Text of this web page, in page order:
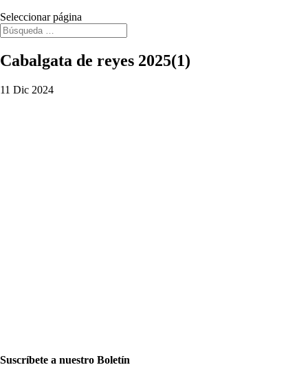
Seleccionar página
Cabalgata de reyes 2025(1)
11 Dic 2024
Suscríbete a nuestro Boletín